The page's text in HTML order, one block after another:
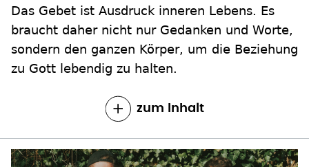
Das Gebet ist Ausdruck inneren Lebens. Es
braucht daher nicht nur Gedanken und Worte,
sondern den ganzen Körper, um die Beziehung
zu Gott lebendig zu halten.
zum Inhalt